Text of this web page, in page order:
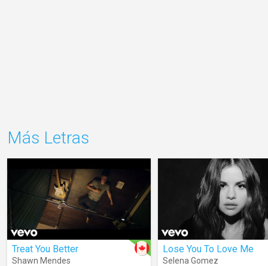
Más Letras
Treat You Better
Shawn Mendes
Lose You To Love Me
Selena Gomez